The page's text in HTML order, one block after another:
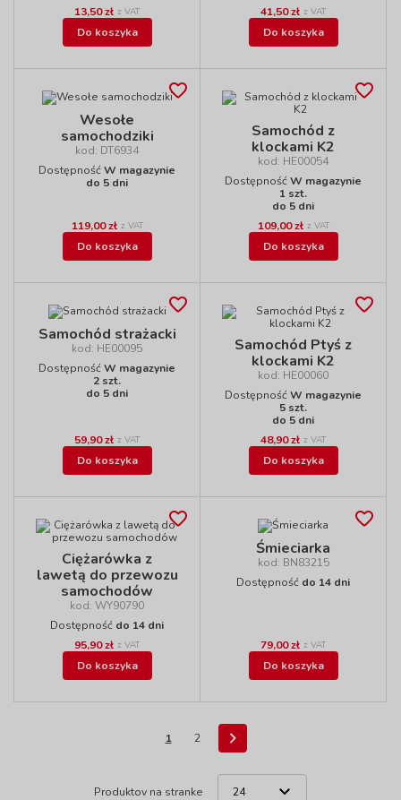
13,50 zł z VAT
Do koszyka
41,50 zł z VAT
Do koszyka
Wesołe
samochodziki
kod: DT6934
DostępnośćW magazynie
do 5 dni
119,00 zł z VAT
Do koszyka
Samochód z
klockami K2
kod: HE00054
DostępnośćW magazynie
1 szt.
do 5 dni
109,00 zł z VAT
Do koszyka
Samochód strażacki
kod: HE00095
DostępnośćW magazynie
2 szt.
do 5 dni
59,90 zł z VAT
Do koszyka
Samochód Ptyś z
klockami K2
kod: HE00060
DostępnośćW magazynie
5 szt.
do 5 dni
48,90 zł z VAT
Do koszyka
Ciężarówka z
lawetą do przewozu
samochodów
kod: WY90790
Dostępność do 14 dni
95,90 zł z VAT
Do koszyka
Śmieciarka
kod: BN83215
Dostępność do 14 dni
79,00 zł z VAT
Do koszyka
1 2
Produktov na stranke